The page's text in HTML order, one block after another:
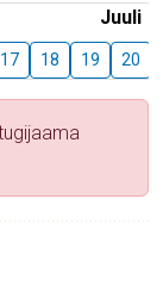
Juuli
17 18 19 20